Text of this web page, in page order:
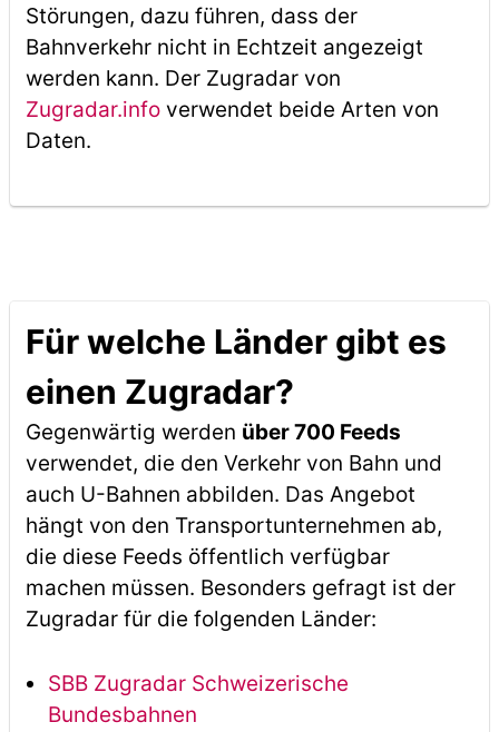
Störungen, dazu führen, dass der
Bahnverkehr nicht in Echtzeit angezeigt
werden kann. Der Zugradar von
Zugradar.infoverwendet beide Arten von
Daten.
Für welche Länder gibt es
einen Zugradar?
Gegenwärtig werden über 700 Feeds
verwendet, die den Verkehr von Bahn und
auch U-Bahnen abbilden. Das Angebot
hängt von den Transportunternehmen ab,
die diese Feeds öffentlich verfügbar
machen müssen. Besonders gefragt ist der
Zugradar für die folgenden Länder:
SBB Zugradar Schweizerische
Bundesbahnen